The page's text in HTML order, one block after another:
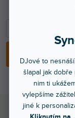
DJové to
šlapal jak dobře
nim ti
vylepšíme
jiné k
Kliknutím na